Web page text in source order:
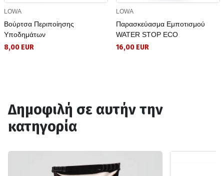
LOWA
Βούρτσα Περιποίησης
Υποδημάτων
8,00 EUR
LOWA
Παρασκεύασμα Eμποτισμού
WATER STOP ECO
16,00 EUR
Δημοφιλή σε αυτήν την
κατηγορία